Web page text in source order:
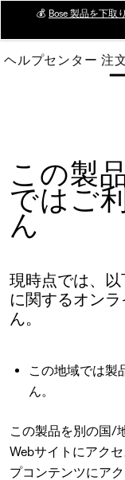
Main
💰 Bose 製品を下取
ヘルプセンター 注
この製
ではご
ん
現時点では、
に関するオン
ん。
この地域では製
ん。
この製品を別の国/
Webサイトにアク
プコンテンツにア